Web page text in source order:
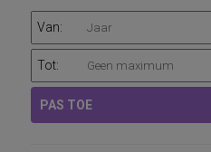
Van:
Tot:
PAS TOE